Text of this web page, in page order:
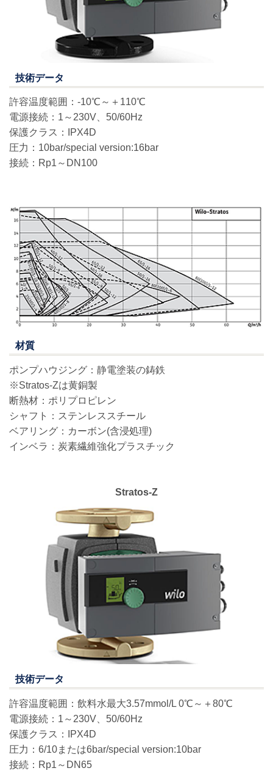
技術データ
許容温度範囲：-10℃～＋110℃
電源接続：1～230V、50/60Hz
保護クラス：IPX4D
圧力：10bar/special version:16bar
接続：Rp1～DN100
材質
ポンプハウジング：静電塗装の鋳鉄
※Stratos-Zは黄銅製
断熱材：ポリプロピレン
シャフト：ステンレススチール
ベアリング：カーボン(含浸処理)
インベラ：炭素繊維強化プラスチック
Stratos-Z
技術データ
許容温度範囲：飲料水最大3.57mmol/L 0℃～＋80℃
電源接続：1～230V、50/60Hz
保護クラス：IPX4D
圧力：6/10または6bar/special version:10bar
接続：Rp1～DN65